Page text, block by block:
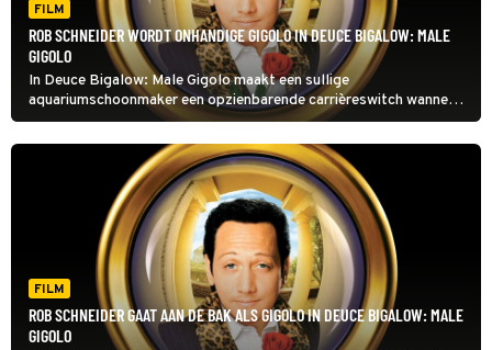
FILM
ROB SCHNEIDER WORDT ONHANDIGE GIGOLO IN DEUCE BIGALOW: MALE
GIGOLO
In Deuce Bigalow: Male Gigolo maakt een sullige
aquariumschoonmaker een opzienbarende carrièreswitch wanneer
hij gigolo wordt, wat haast niet anders kan dan een spervuur aan
grappen opleveren.
FILM
ROB SCHNEIDER GAAT AAN DE BAK ALS GIGOLO IN DEUCE BIGALOW: MALE
GIGOLO